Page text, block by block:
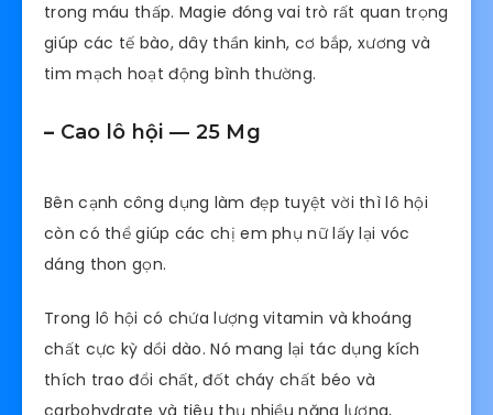
trong máu thấp. Magie đóng vai trò rất quan trọng
giúp các tế bào, dây thần kinh, cơ bắp, xương và
tim mạch hoạt động bình thường.
– Cao lô hội — 25 Mg
Bên cạnh công dụng làm đẹp tuyệt vời thì lô hội
còn có thể giúp các chị em phụ nữ lấy lại vóc
dáng thon gọn.
Trong lô hội có chứa lượng vitamin và khoáng
chất cực kỳ dồi dào. Nó mang lại tác dụng kích
thích trao đổi chất, đốt cháy chất béo và
carbohydrate và tiêu thụ nhiều năng lượng,